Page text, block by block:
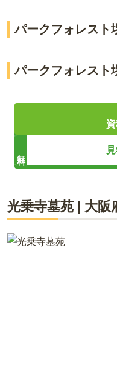
パークフォレスト
洗練されたデザイン
ライフドット
デニング式公園墓地です
田駅」「金剛駅」「喜連
「深井駅」「中百舌鳥駅
から当霊園まで、便利な
パークフォレスト
50代・女性
自宅からは車で行きまし
る道を案内されましたが
車場も広くてよかったで
光乗寺墓苑 | 大阪